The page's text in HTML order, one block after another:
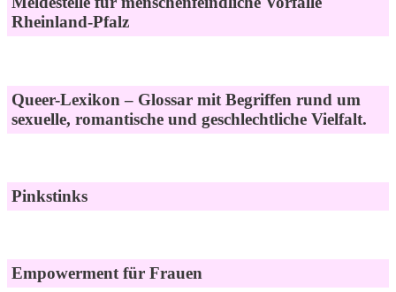
Rheinland-Pfalz
Queer-Lexikon – Glossar mit Begriffen rund um
sexuelle, romantische und geschlechtliche Vielfalt.
Pinkstinks
Empowerment für Frauen